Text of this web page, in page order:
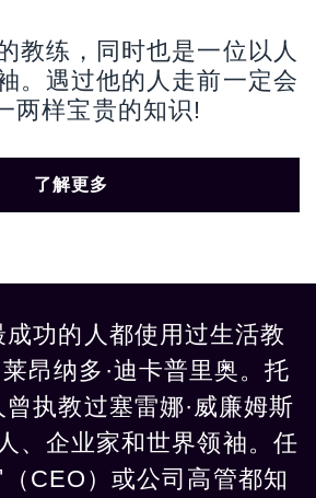
教练，同时也是一位以人
。遇过他的人走前一定会
两样宝贵的知识!
了解更多
功的人都使用过生活教
昂纳多·迪卡普里奥。托
曾执教过塞雷娜·威廉姆斯
、企业家和世界领袖。任
CEO）或公司高管都知